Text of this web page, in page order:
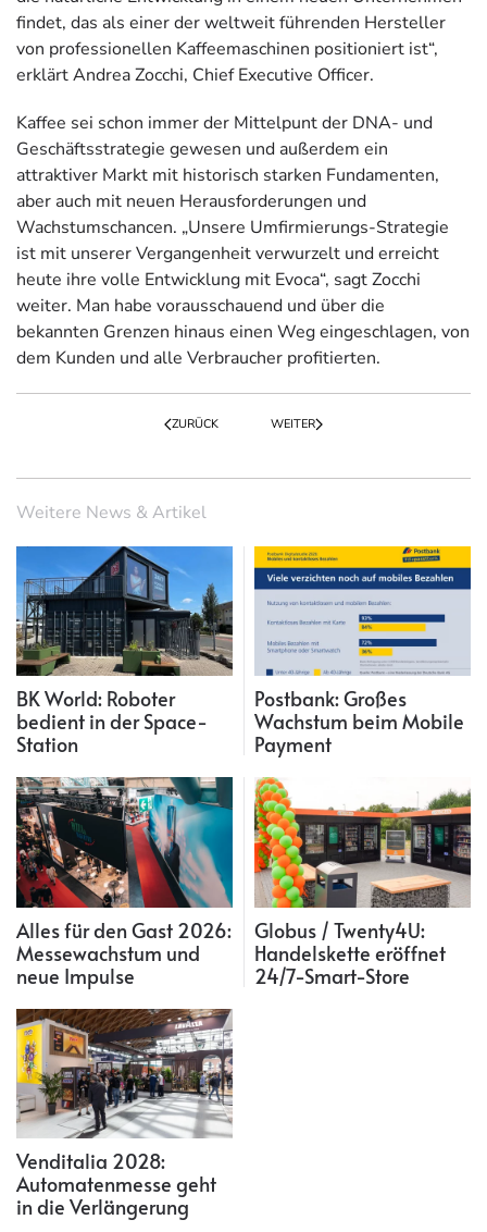
findet, das als einer der weltweit führenden Hersteller
von professionellen Kaffeemaschinen positioniert ist“,
erklärt Andrea Zocchi, Chief Executive Officer.
Kaffee sei schon immer der Mittelpunt der DNA- und
Geschäftsstrategie gewesen und außerdem ein
attraktiver Markt mit historisch starken Fundamenten,
aber auch mit neuen Herausforderungen und
Wachstumschancen. „Unsere Umfirmierungs-Strategie
ist mit unserer Vergangenheit verwurzelt und erreicht
heute ihre volle Entwicklung mit Evoca“, sagt Zocchi
weiter. Man habe vorausschauend und über die
bekannten Grenzen hinaus einen Weg eingeschlagen, von
dem Kunden und alle Verbraucher profitierten.
ZURÜCK WEITER
Weitere News & Artikel
BK World: Roboter
bedient in der Space-
Station
Postbank: Großes
Wachstum beim Mobile
Payment
Alles für den Gast 2026:
Messewachstum und
neue Impulse
Globus / Twenty4U:
Handelskette eröffnet
24/7-Smart-Store
Venditalia 2028:
Automatenmesse geht
in die Verlängerung